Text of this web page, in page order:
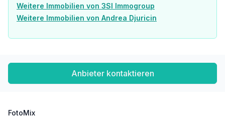
Sämtliche Ihnen hiermit übermittelte Angaben wurden uns seitens des Abgebers bekannt gegeben. Eine Garantie auf Richtigkeit und Vollständigkeit können wir nicht übernehmen.
Wir weisen darauf hin, dass zwischen dem Vermittler und dem zu vermittelnden Dritten ein familiäres oder wirtschaftliches Naheverhältnis besteht.
Infrastruktur / Entfernungen
Apotheke <150m
Weitere Immobilien von 3SI Immogroup
Weitere Immobilien von Andrea Djuricin
Anbieter kontaktieren
FotoMix